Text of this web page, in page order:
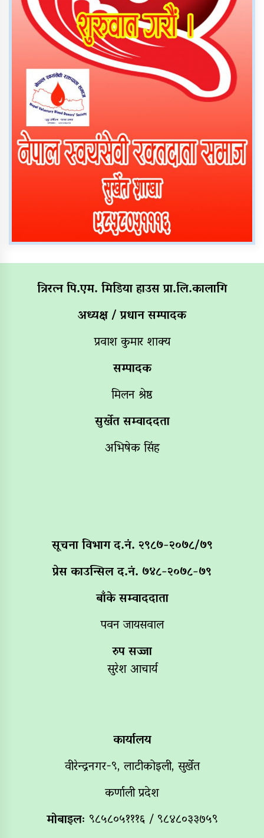
त्रिरत्न पि.एम. मिडिया हाउस प्रा.लि.कालागि
अध्यक्ष / प्रधान सम्पादक
प्रवाश कुमार शाक्य
सम्पादक
मिलन श्रेष्ठ
सुर्खेत सम्वाददता
अभिषेक सिंह
सूचना विभाग द‌.नं. २९८७-२०७८/७९
प्रेस काउन्सिल द.नं. ७४८-२०७८-७९
बाँके सम्वाददाता
पवन जायसवाल
रुप सज्जा
सुरेश आचार्य
कार्यालय
वीरेन्द्रनगर-९, लाटीकोइली, सुर्खेत
कर्णाली प्रदेश
मोबाइलः ९८५८०५१११६ / ९८४८०३३७५९